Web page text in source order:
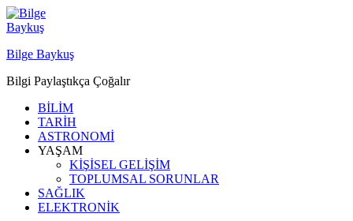
Skip
to
Bilge Baykuş
Bilgi Paylaştıkça Çoğalır
BİLİM
TARİH
ASTRONOMİ
YAŞAM
KİŞİSEL GELİŞİM
TOPLUMSAL SORUNLAR
SAĞLIK
ELEKTRONİK